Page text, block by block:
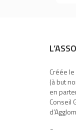
Créée
(à but
en
Conseil